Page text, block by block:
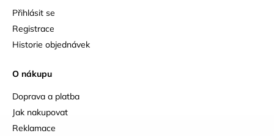
Přihlásit se
Registrace
Historie objednávek
O nákupu
Doprava a platba
Jak nakupovat
Reklamace